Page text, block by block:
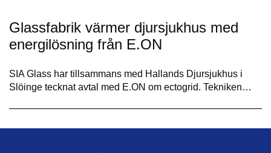
Glassfabrik värmer djursjukhus med
energilösning från E.ON
SIA Glass har tillsammans med Hallands Djursjukhus i
Slöinge tecknat avtal med E.ON om ectogrid. Tekniken…